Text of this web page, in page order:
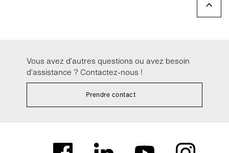
Vous avez d’autres questions ou avez besoin
d’assistance ? Contactez-nous !
Prendre contact